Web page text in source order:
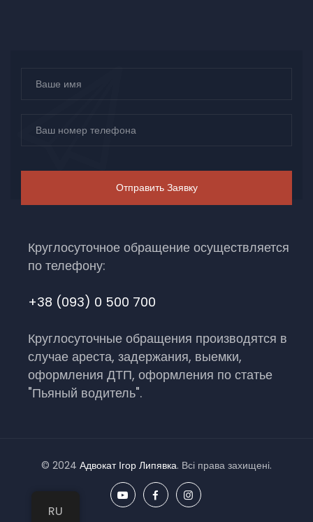
Круглосуточное обращение осуществляется
по телефону:
+38 (093) 0 500 700
Круглосуточные обращения производятся в
случае ареста, задержания, выемки,
оформления ДТП, оформления по статье
"Пьяный водитель".
© 2024 Адвокат Ігор Липявка. Всі права захищені.
RU